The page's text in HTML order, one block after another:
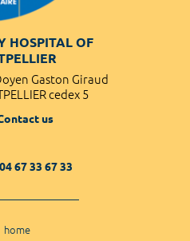
HOSPITAL OF
Gaston Giraud
cedex 5
us
67 33 67 33
home